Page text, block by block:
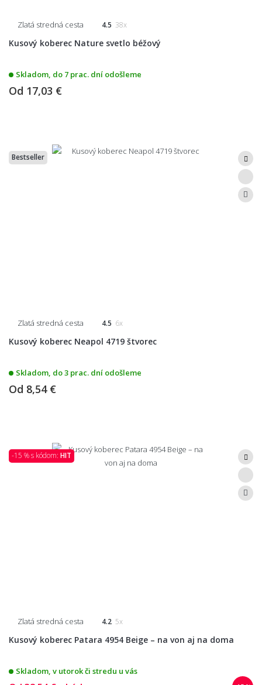
Zlatá stredná cesta 4.5 38x
Kusový koberec Nature svetlo béžový
Skladom, do 7 prac. dní odošleme
Od 17,03 €
Bestseller
Zlatá stredná cesta 4.5 6x
Kusový koberec Neapol 4719 štvorec
Skladom, do 3 prac. dní odošleme
Od 8,54 €
-15 % s kódom: HIT
Zlatá stredná cesta 4.2 5x
Kusový koberec Patara 4954 Beige – na von aj na doma
Skladom, v utorok či stredu u vás